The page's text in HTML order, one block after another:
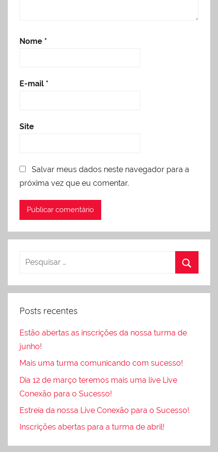
Nome *
E-mail *
Site
Salvar meus dados neste navegador para a
próxima vez que eu comentar.
Posts recentes
Estão abertas as inscrições da nossa turma de
junho!
Mais uma turma comunicando com sucesso!
Dia 12 de março teremos mais uma live Live
Conexão para o Sucesso!
Estreia da nossa Live Conexão para o Sucesso!
Inscrições abertas para a turma de abril!